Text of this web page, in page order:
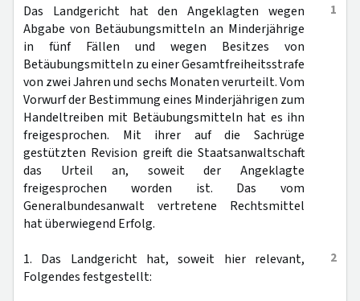
1
Das Landgericht hat den Angeklagten wegen
Abgabe von Betäubungsmitteln an Minderjährige
in fünf Fällen und wegen Besitzes von
Betäubungsmitteln zu einer Gesamtfreiheitsstrafe
von zwei Jahren und sechs Monaten verurteilt. Vom
Vorwurf der Bestimmung eines Minderjährigen zum
Handeltreiben mit Betäubungsmitteln hat es ihn
freigesprochen. Mit ihrer auf die Sachrüge
gestützten Revision greift die Staatsanwaltschaft
das Urteil an, soweit der Angeklagte
freigesprochen worden ist. Das vom
Generalbundesanwalt vertretene Rechtsmittel
hat überwiegend Erfolg.
2
1. Das Landgericht hat, soweit hier relevant,
Folgendes festgestellt: